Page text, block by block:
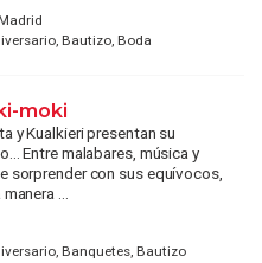
Bautizo, Boda
moki
y Kualkieri presentan su
Entre malabares, música y
sorprender con sus equívocos,
...
Banquetes, Bautizo